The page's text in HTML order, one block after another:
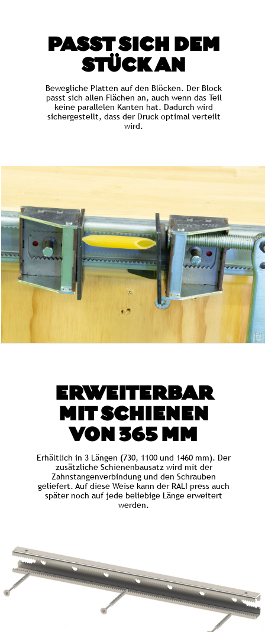
PASST SICH DEM
STÜCK AN
Bewegliche Platten auf den Blöcken. Der Block
passt sich allen Flächen an, auch wenn das Teil
keine parallelen Kanten hat. Dadurch wird
sichergestellt, dass der Druck optimal verteilt
wird.
ERWEITERBAR
MIT SCHIENEN
VON 365 MM
Erhältlich in 3 Längen (730, 1100 und 1460 mm). Der
zusätzliche Schienenbausatz wird mit der
Zahnstangenverbindung und den Schrauben
geliefert. Auf diese Weise kann der RALI press auch
später noch auf jede beliebige Länge erweitert
werden.